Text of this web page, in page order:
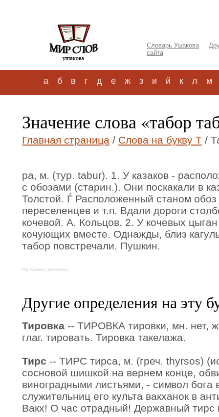
Словарь Ушакова
сайта
а б в г д е ж з и й к л м
Значение слова «табор
Главная страница / Слова на букву Т /
ра, м. (тур. tabur). 1. У казаков -
с обозами (старин.). Они поскакали в
Толстой. Ѓ Расположенный станом обоз
переселенцев и т.п. Вдали дороги
кочевой. А. Кольцов. 2. У кочевых
кочующих вместе. Однажды, близ
табор повстречали. Пушкин.
На правах рекламы:
Другие определения на эту
Тировка -- ТИРОВКА тировки, мн. нет,
глаг. тировать. Тировка такелажа.
Тирс -- ТИРС тирса, м. (греч. thyrsos)
сосновой шишкой на вернем конце,
виноградными листьями, - символ бога
служительниц его культа вакханок в
Вакх! О час отрадный! Державный тирс